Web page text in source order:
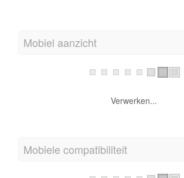
Mobiel aanzicht
Verwerken...
Mobiele compatibiliteit